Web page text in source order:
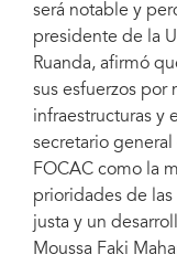
será notable y
presidente de la
Ruanda, afirmó
sus esfuerzos por
infraestructuras y
secretario general
FOCAC como la
prioridades de
justa y un
Moussa Faki